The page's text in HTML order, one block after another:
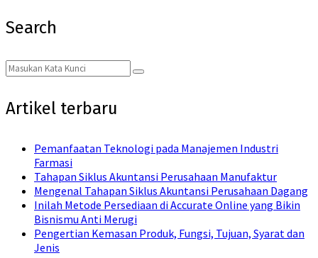
Search
Search
for:
Search
Artikel terbaru
Pemanfaatan Teknologi pada Manajemen Industri
Farmasi
Tahapan Siklus Akuntansi Perusahaan Manufaktur
Mengenal Tahapan Siklus Akuntansi Perusahaan Dagang
Inilah Metode Persediaan di Accurate Online yang Bikin
Bisnismu Anti Merugi
Pengertian Kemasan Produk, Fungsi, Tujuan, Syarat dan
Jenis